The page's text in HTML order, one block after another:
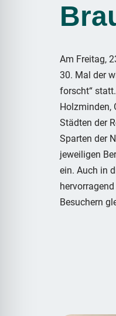
Am Freitag,
30. Mal der
forscht“
Holzminden,
Städten der
Sparten der
jeweiligen
ein. Auch in
Besuchern